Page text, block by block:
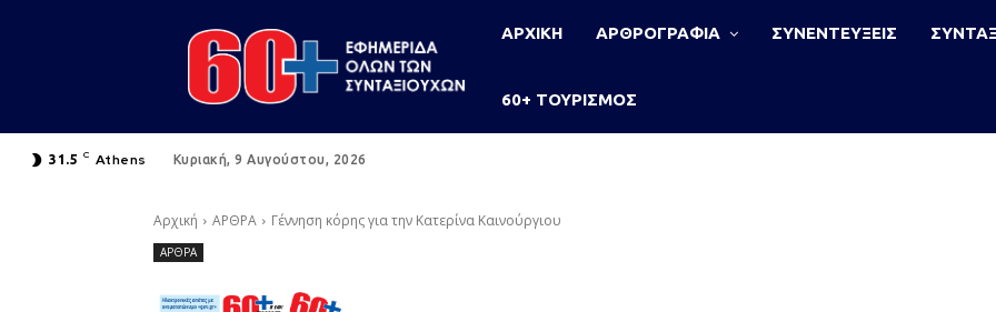
ΑΡΧΙΚΗ ΑΡΘΡΟΓΡΑΦΙΑ ΣΥΝΕΝΤΕΥΞΕΙΣ
60+ ΤΟΥΡΙΣΜΟΣ
31.5 C Athens Κυριακή, 9 Αυγούστου, 2026
Αρχική ΑΡΘΡΑ Γέννηση κόρης για την Κατερίνα Καινούργιου
ΑΡΘΡΑ